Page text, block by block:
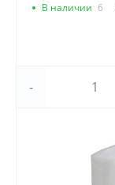
В наличии 6
-